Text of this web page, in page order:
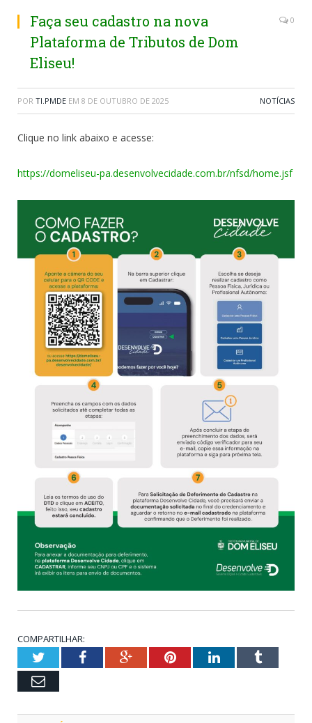
Faça seu cadastro na nova
Plataforma de Tributos de Dom
Eliseu!
0
POR TI.PMDE EM 8 DE OUTUBRO DE 2025 NOTÍCIAS
Clique no link abaixo e acesse:
https://domeliseu-pa.desenvolvecidade.com.br/nfsd/home.jsf
COMPARTILHAR:
TwitterFacebookGoogle+PinterestLinkedInTumblr
Email